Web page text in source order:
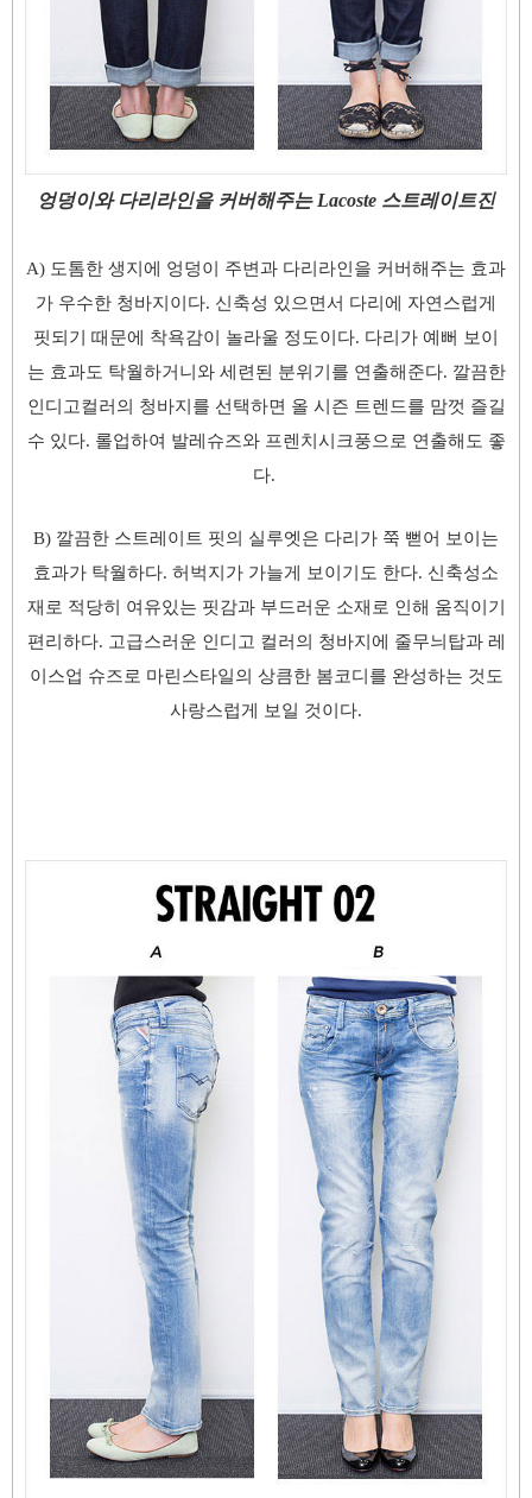
엉덩이와 다리라인을 커버해주는 Lacoste 스트레이트진
A) 도톰한 생지에 엉덩이 주변과 다리라인을 커버해주는 효과
가 우수한 청바지이다. 신축성 있으면서 다리에 자연스럽게
핏되기 때문에 착욕감이 놀라울 정도이다. 다리가 예뻐 보이
는 효과도 탁월하거니와 세련된 분위기를 연출해준다. 깔끔한
인디고컬러의 청바지를 선택하면 올 시즌 트렌드를 맘껏 즐길
수 있다. 롤업하여 발레슈즈와 프렌치시크풍으로 연출해도 좋
다.
B) 깔끔한 스트레이트 핏의 실루엣은 다리가 쭉 뻗어 보이는
효과가 탁월하다. 허벅지가 가늘게 보이기도 한다. 신축성소
재로 적당히 여유있는 핏감과 부드러운 소재로 인해 움직이기
편리하다. 고급스러운 인디고 컬러의 청바지에 줄무늬탑과 레
이스업 슈즈로 마린스타일의 상큼한 봄코디를 완성하는 것도
사랑스럽게 보일 것이다.